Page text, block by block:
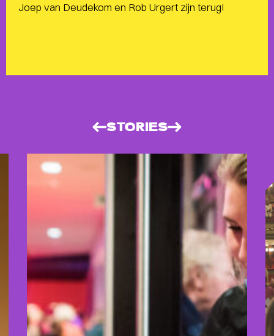
Joep van Deudekom en Rob Urgert zijn terug!
STORIES